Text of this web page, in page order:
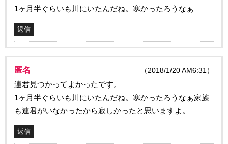
1ヶ月半ぐらいも川にいたんだね。寒かったろうなぁ
返信
匿名 （2018/1/20 AM6:31）
連君見つかってよかったです。
1ヶ月半ぐらいも川にいたんだね。寒かったろうなぁ家族
も連君がいなかったから寂しかったと思いますよ。
返信